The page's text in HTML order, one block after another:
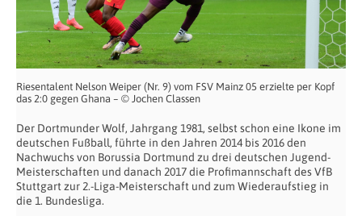
Riesentalent Nelson Weiper (Nr. 9) vom FSV Mainz 05 erzielte per Kopf
das 2:0 gegen Ghana – © Jochen Classen
Der Dortmunder Wolf, Jahrgang 1981, selbst schon eine Ikone im
deutschen Fußball, führte in den Jahren 2014 bis 2016 den
Nachwuchs von Borussia Dortmund zu drei deutschen Jugend-
Meisterschaften und danach 2017 die Profimannschaft des VfB
Stuttgart zur 2.-Liga-Meisterschaft und zum Wiederaufstieg in
die 1. Bundesliga.